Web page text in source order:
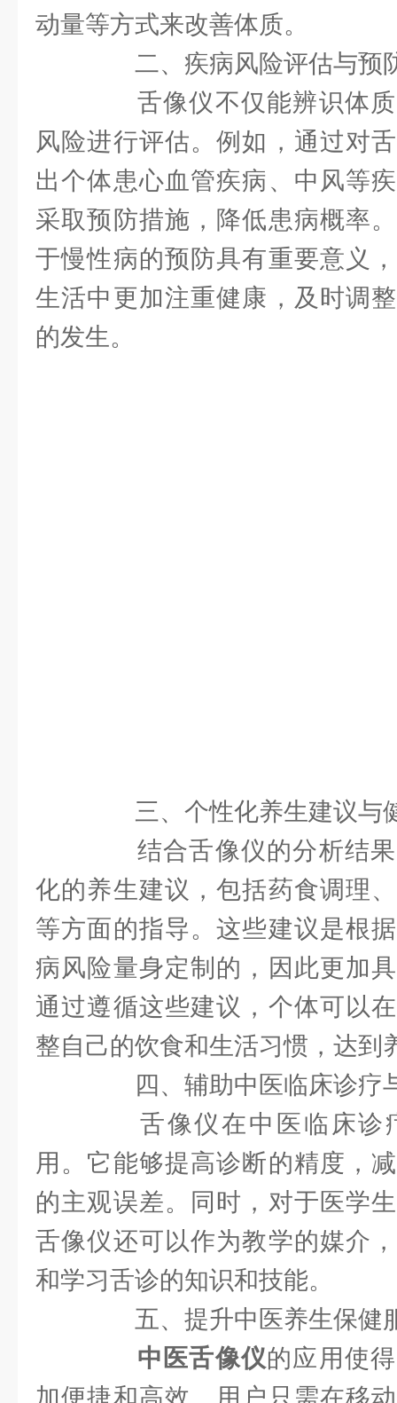
动量等方式来改善体质。
二、疾病风险评估与预
舌像仪不仅能辨识体质
风险进行评估。例如，通过对
出个体患心血管疾病、中风等
采取预防措施，降低患病概率
于慢性病的预防具有重要意义
生活中更加注重健康，及时调
的发生。
三、个性化养生建议与
结合舌像仪的分析结果
化的养生建议，包括药食调理
等方面的指导。这些建议是根
病风险量身定制的，因此更加
通过遵循这些建议，个体可以
整自己的饮食和生活习惯，达到
四、辅助中医临床诊疗
舌像仪在中医临床诊
用。它能够提高诊断的精度，
的主观误差。同时，对于医学
舌像仪还可以作为教学的媒介
和学习舌诊的知识和技能。
五、提升中医养生保健
中医舌像仪的应用使
加便捷和高效。用户只需在移